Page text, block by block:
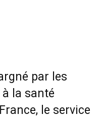
par les
la santé
le service